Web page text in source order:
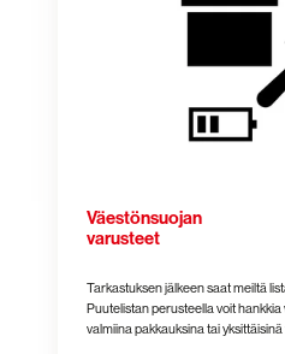
Väestönsuojan
varusteet
Tarkastuksen jälkeen saat meiltä
Puutelistan perusteella voit
valmiina pakkauksina tai